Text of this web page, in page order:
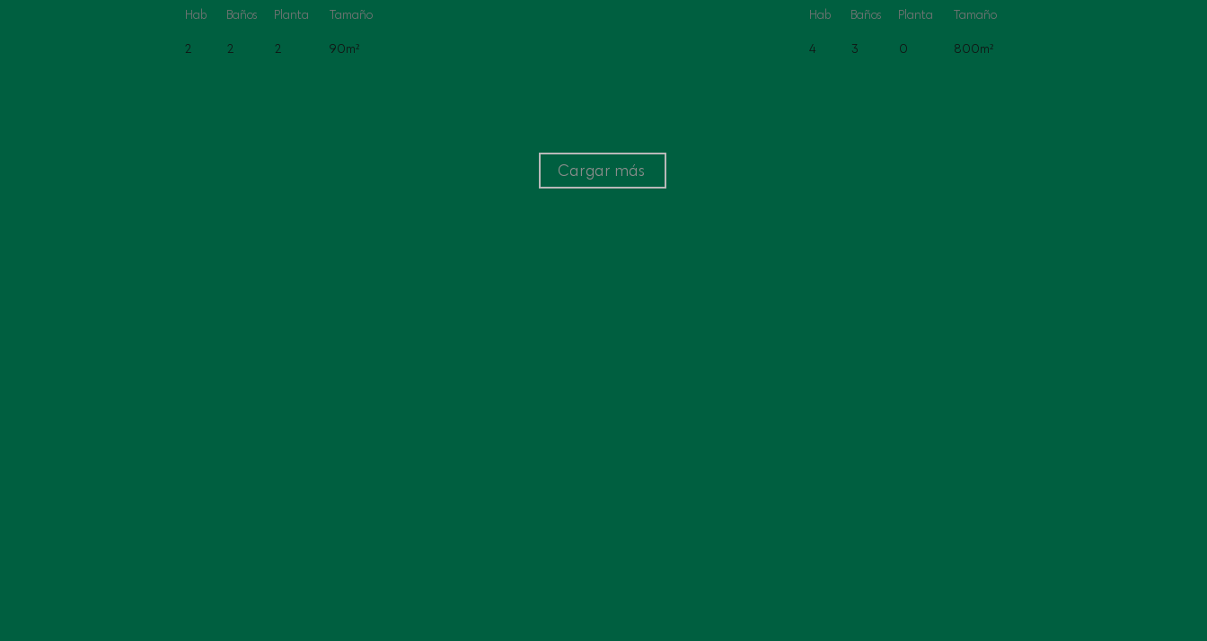
Hab
2
Baños Planta Tamaño
2 2 90m²
Hab
4
Baños Planta Tamaño
3 0 800m²
Cargar más